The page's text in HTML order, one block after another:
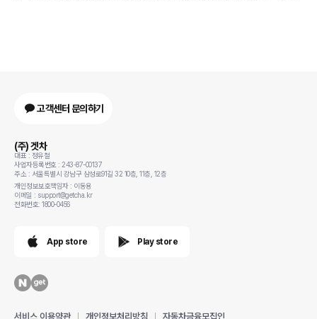
고객센터 문의하기
(주) 겟차
대표 : 정유철
사업자등록번호 : 243-87-00137
주소 : 서울특별시 강남구 삼성로91길 32 10층, 11층, 12층
개인정보보호책임자 : 이동용
이메일 : support@getcha.kr
전화번호: 1800-0456
App store Play store
서비스 이용약관 개인정보처리방침 자동차금융모집인